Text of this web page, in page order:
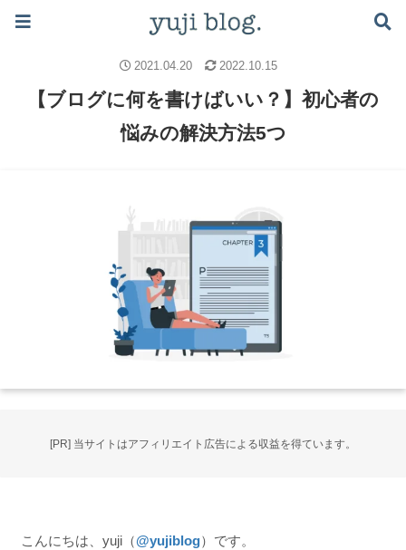
ブログの書き方 ブログの始め方
【ブログに何を書けばいい？】初心者の
悩みの解決方法5つ
2021.04.20 2022.10.15
[PR] 当サイトはアフィリエイト広告による収益を得ています。
こんにちは、yuji（@yujiblog）です。